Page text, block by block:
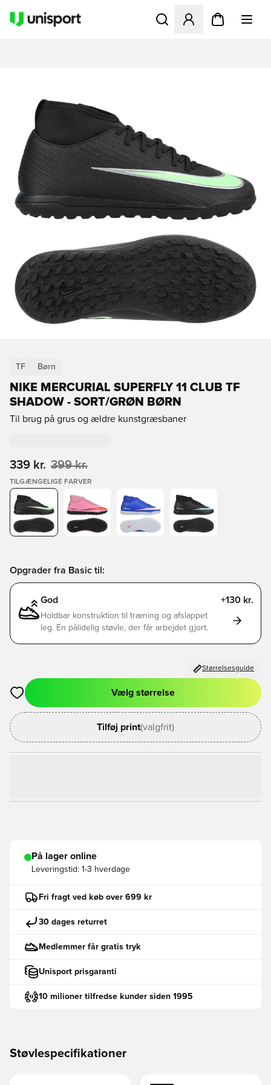
Åbner en Modal til at
TF Børn
NIKE MERCURIAL SUPERFLY 11 CLUB TF
SHADOW - SORT/GRØN BØRN
Til brug på grus og ældre kunstgræsbaner
339 kr. 399 kr.
TILGÆNGELIGE FARVER
Opgrader fra Basic til:
God +130 kr.
Holdbar konstruktion til træning og afslappet
leg. En pålidelig støvle, der får arbejdet gjort.
Størrelsesguide
Åbner en Modal til at logge ind eller tilmelde dig som medlem
Vælg størrelse
Tilføj print(valgfrit)
På lager online
Leveringstid: 1-3 hverdage
Fri fragt ved køb over 699 kr
30 dages returret
Medlemmer får gratis tryk
Unisport prisgaranti
10 milioner tilfredse kunder siden 1995
Støvlespecifikationer